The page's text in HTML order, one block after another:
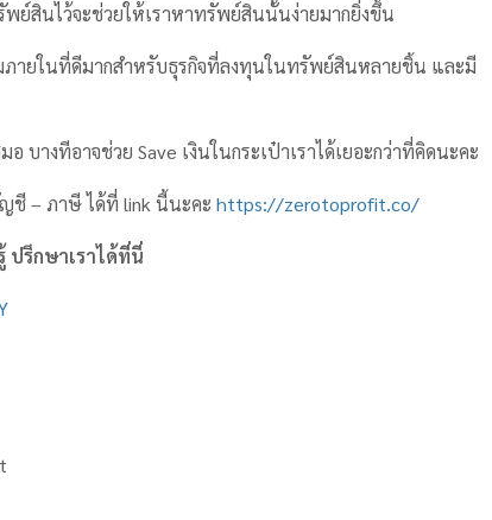
ย์สินไว้จะช่วยให้เราหาทรัพย์สินนั้นง่ายมากยิ่งขึ้น
ภายในที่ดีมากสำหรับธุรกิจที่ลงทุนในทรัพย์สินหลายชิ้น และมี
บางทีอาจช่วย Save เงินในกระเป๋าเราได้เยอะกว่าที่คิดนะคะ
ชี – ภาษี ได้ที่ link นี้นะคะ https://zerotoprofit.co/
ปรึกษาเราได้ที่นี่